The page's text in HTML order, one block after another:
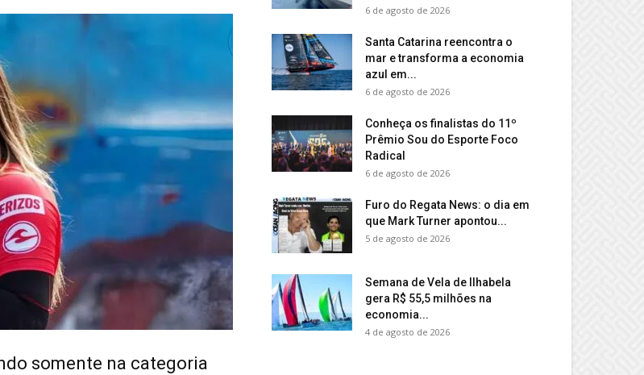
somente na categoria
6 de agosto de 2026
Santa Catarina reencontra o
mar e transforma a economia
azul em...
6 de agosto de 2026
Conheça os finalistas do 11º
Prêmio Sou do Esporte Foco
Radical
6 de agosto de 2026
Furo do Regata News: o dia em
que Mark Turner apontou...
5 de agosto de 2026
Semana de Vela de Ilhabela
gera R$ 55,5 milhões na
economia...
4 de agosto de 2026